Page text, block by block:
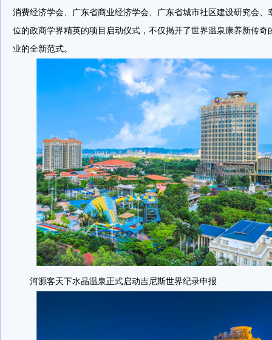
消费经济学会、广东省商业经济学会、广东省城市社区建设研究会
位的政商学界精英的项目启动仪式，不仅揭开了世界温泉康养新传奇
业的全新范式。
河源客天下水晶温泉正式启动吉尼斯世界纪录申报